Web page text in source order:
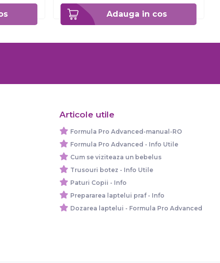
Adauga in cos
Articole utile
Formula Pro Advanced-manual-RO
Formula Pro Advanced - Info Utile
Cum se viziteaza un bebelus
Trusouri botez - Info Utile
Paturi Copii - Info
Prepararea laptelui praf - Info
Dozarea laptelui - Formula Pro Advanced